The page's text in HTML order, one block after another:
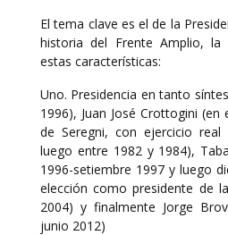
El tema clave es el de la
historia del Frente Amplio, la
estas características:
Uno. Presidencia en tanto
1996), Juan José Crottogini
de Seregni, con ejercicio
luego entre 1982 y 1984),
1996-setiembre 1997 y luego
elección como presidente de
2004) y finalmente Jorge
junio 2012)